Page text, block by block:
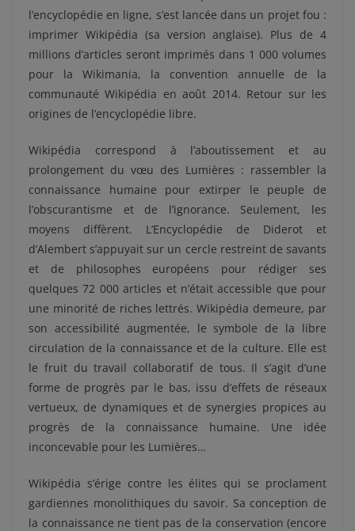
l’encyclopédie en ligne, s’est lancée dans un projet fou :
imprimer Wikipédia (sa version anglaise). Plus de 4
millions d’articles seront imprimés dans 1 000 volumes
pour la Wikimania, la convention annuelle de la
communauté Wikipédia en août 2014. Retour sur les
origines de l’encyclopédie libre.
Wikipédia correspond à l’aboutissement et au
prolongement du vœu des Lumières : rassembler la
connaissance humaine pour extirper le peuple de
l’obscurantisme et de l’ignorance. Seulement, les
moyens diffèrent. L’Encyclopédie de Diderot et
d’Alembert s’appuyait sur un cercle restreint de savants
et de philosophes européens pour rédiger ses
quelques 72 000 articles et n’était accessible que pour
une minorité de riches lettrés. Wikipédia demeure, par
son accessibilité augmentée, le symbole de la libre
circulation de la connaissance et de la culture. Elle est
le fruit du travail collaboratif de tous. Il s’agit d’une
forme de progrès par le bas, issu d’effets de réseaux
vertueux, de dynamiques et de synergies propices au
progrès de la connaissance humaine. Une idée
inconcevable pour les Lumières…
Wikipédia s’érige contre les élites qui se proclament
gardiennes monolithiques du savoir. Sa conception de
la connaissance ne tient pas de la conservation (encore